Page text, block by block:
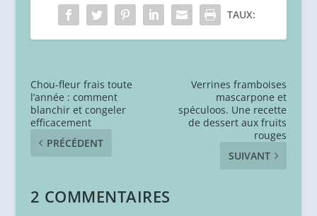
TAUX:
Chou-fleur frais toute
l’année : comment
blanchir et congeler
efficacement
PRÉCÉDENT
Verrines framboises
mascarpone et
spéculoos. Une recette
de dessert aux fruits
rouges
SUIVANT
2 COMMENTAIRES